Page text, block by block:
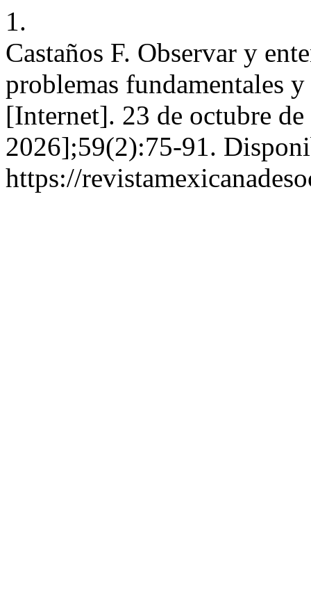
1.
Castaños F. Observar y
problemas fundamentales
[Internet]. 23 de octubre
2026];59(2):75-91.
https://